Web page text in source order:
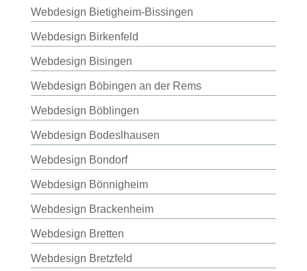
Webdesign Bietigheim-Bissingen
Webdesign Birkenfeld
Webdesign Bisingen
Webdesign Böbingen an der Rems
Webdesign Böblingen
Webdesign Bodeslhausen
Webdesign Bondorf
Webdesign Bönnigheim
Webdesign Brackenheim
Webdesign Bretten
Webdesign Bretzfeld